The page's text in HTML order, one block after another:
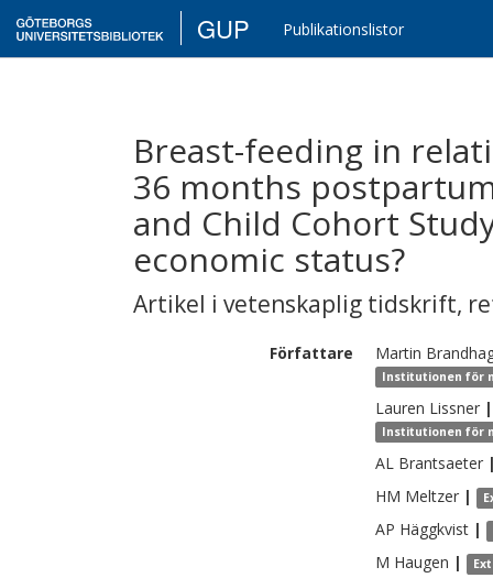
GUP Publikationslistor
Breast-feeding in
36 months
and Child Cohort
economic status?
Artikel i vetenskaplig tidskrift,
Författare Martin
Institutionen för
Lauren Lissner |
Institutionen för
AL Brantsaeter
HM Meltzer |
AP Häggkvist |
M Haugen |